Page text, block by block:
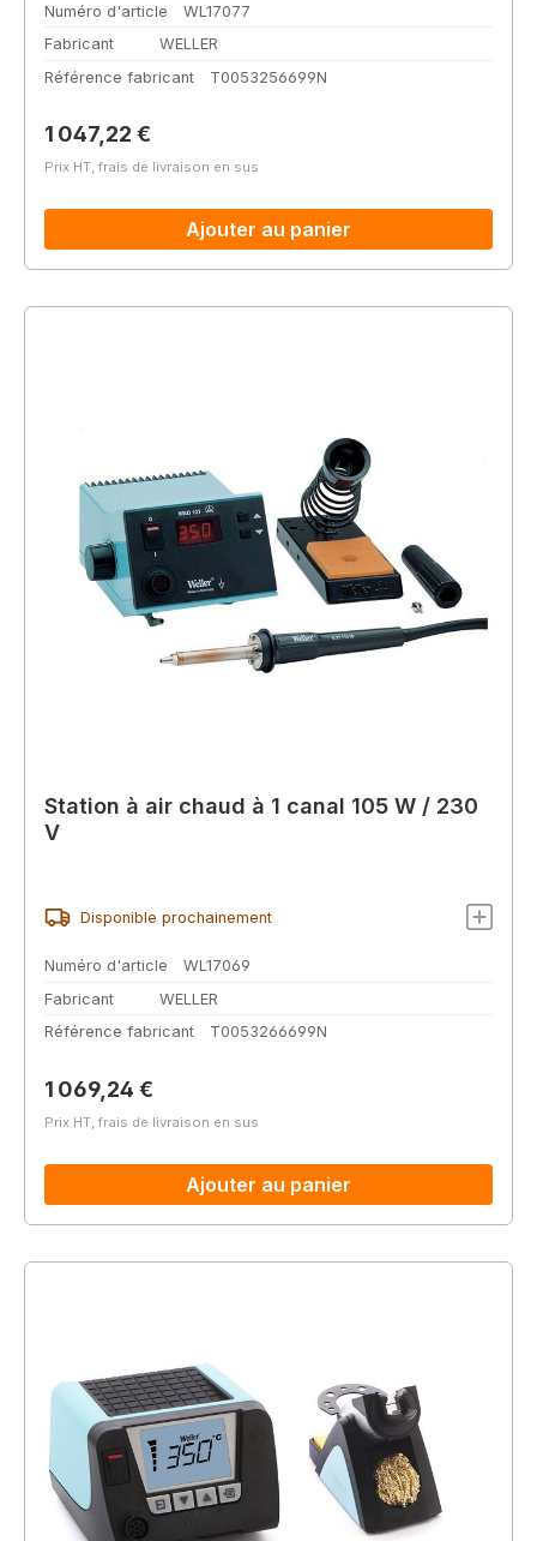
Numéro d'article
WL17077
Fabricant
WELLER
Référence fabricant
T0053256699N
Prix régulier :
1 047,22 €
Prix HT, frais de livraison en sus
Ajouter au panier
Station à air chaud à 1 canal 105 W / 230
V
Disponible prochainement
Numéro d'article
WL17069
Fabricant
WELLER
Référence fabricant
T0053266699N
Prix régulier :
1 069,24 €
Prix HT, frais de livraison en sus
Ajouter au panier